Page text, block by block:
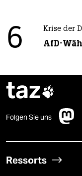
6 Krise der
AfD-
taz
Folgen Sie uns
Ressorts